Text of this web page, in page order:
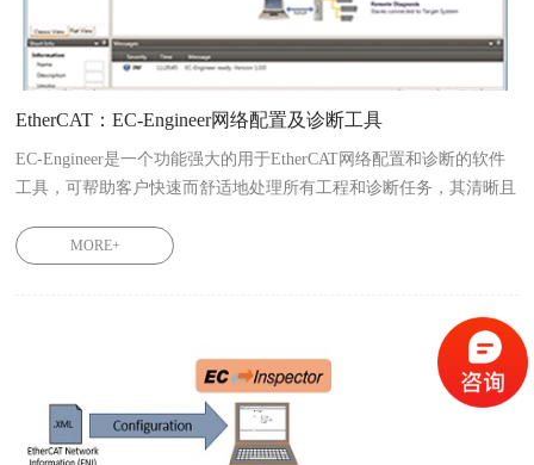
EtherCAT：EC-Engineer网络配置及诊断工具
EC-Engineer是一个功能强大的用于EtherCAT网络配置和诊断的软件
工具，可帮助客户快速而舒适地处理所有工程和诊断任务，其清晰且
的体验。同时，为进一步方便客户操作，推出了EC-Engineer Web，
MORE+